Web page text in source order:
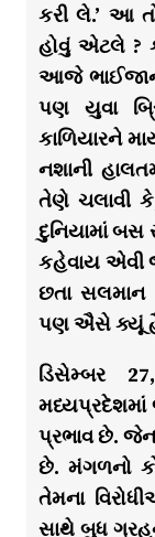
કરી લે.’ આ
હોવું એટલે ?
આજે
પણ યુવા
કાળિયારને
નશાની
તેણે ચલાવી
દુનિયામાં બસ
કહેવાય એવી
છતા સલમાન
પણ ઐસે ક્યૂં
ડિસેમ્બર
પ્રભાવ છે.
છે. મંગળનો
તેમના
સાથે બુધ